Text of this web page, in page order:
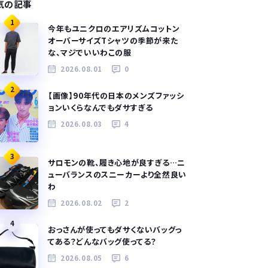
の記事
1
今年もユニクロのエアリズムコットン
オーバーサイズTシャツの季節が来た
な、マジでいいわこの服
2026.08.01 0
2
【画像】90年代の日本のメンズファッシ
ョンいくらなんでもダサすぎる
2026.08.03 4
3
サロモンの靴、履き心地が良すぎる…ニ
ューバランスのスニーカーより全然良い
わ
2026.08.02 2
4
おっさんが使ってもダサくないバッグっ
てある？どんなバッグ使ってる？
2026.08.05 6